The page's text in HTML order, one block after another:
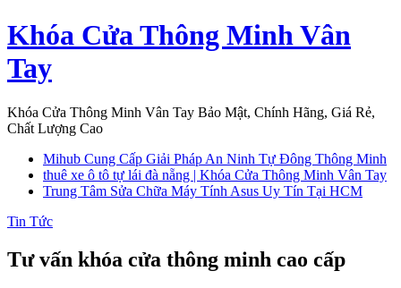
Skip
to
content
Khóa Cửa Thông Minh Vân
Tay
Khóa Cửa Thông Minh Vân Tay Bảo Mật, Chính Hãng, Giá Rẻ,
Chất Lượng Cao
Mihub Cung Cấp Giải Pháp An Ninh Tự Đông Thông Minh
thuê xe ô tô tự lái đà nẵng | Khóa Cửa Thông Minh Vân Tay
Trung Tâm Sửa Chữa Máy Tính Asus Uy Tín Tại HCM
Tin Tức
Tư vấn khóa cửa thông minh cao cấp